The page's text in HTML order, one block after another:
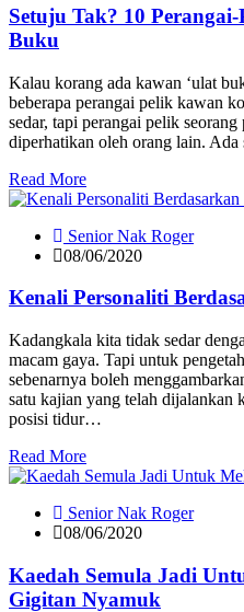
Setuju Tak? 10
Buku
Kalau korang ada kawan ‘ulat
beberapa perangai pelik kawan
sedar, tapi perangai pelik
diperhatikan oleh orang lain.
Read More
Senior Nak Roger
08/06/2020
Kenali Personaliti
Kadangkala kita tidak sedar
macam gaya. Tapi untuk
sebenarnya boleh
satu kajian yang telah dijalankan
posisi tidur…
Read More
Senior Nak Roger
08/06/2020
Kaedah Semula Jadi
Gigitan Nyamuk